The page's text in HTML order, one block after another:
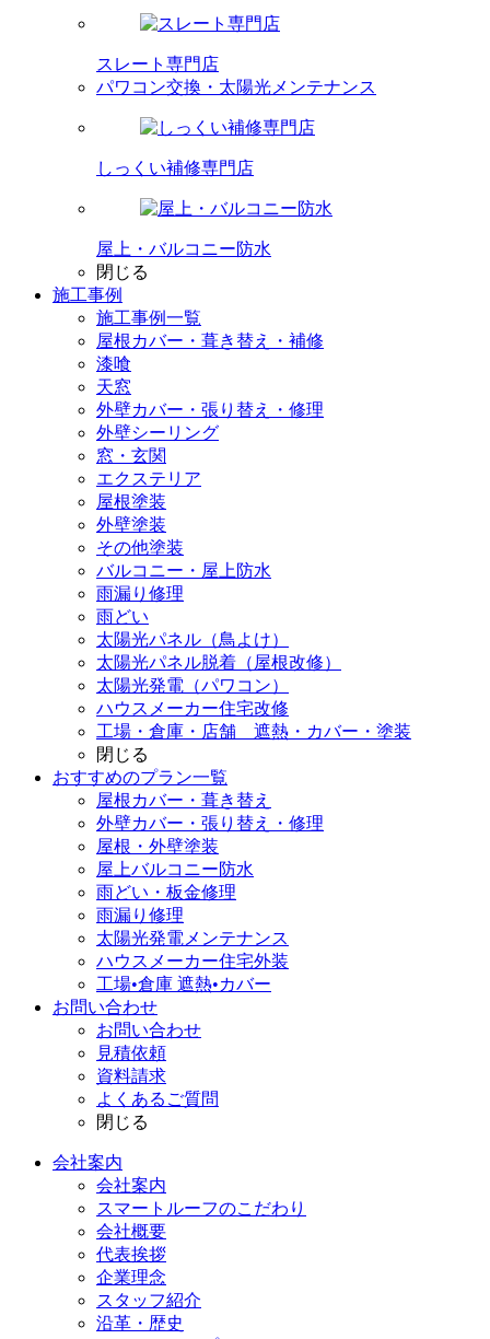
スレート専門店
パワコン交換・太陽光メンテナンス
しっくい補修専門店
屋上・バルコニー防水
閉じる
施工事例
施工事例一覧
屋根カバー・葺き替え・補修
漆喰
天窓
外壁カバー・張り替え・修理
外壁シーリング
窓・玄関
エクステリア
屋根塗装
外壁塗装
その他塗装
バルコニー・屋上防水
雨漏り修理
雨どい
太陽光パネル（鳥よけ）
太陽光パネル脱着（屋根改修）
太陽光発電（パワコン）
ハウスメーカー住宅改修
工場・倉庫・店舗 遮熱・カバー・塗装
閉じる
おすすめのプラン一覧
屋根カバー・葺き替え
外壁カバー・張り替え・修理
屋根・外壁塗装
屋上バルコニー防水
雨どい・板金修理
雨漏り修理
太陽光発電メンテナンス
ハウスメーカー住宅外装
工場•倉庫 遮熱•カバー
お問い合わせ
お問い合わせ
見積依頼
資料請求
よくあるご質問
閉じる
会社案内
会社案内
スマートルーフのこだわり
会社概要
代表挨拶
企業理念
スタッフ紹介
沿革・歴史